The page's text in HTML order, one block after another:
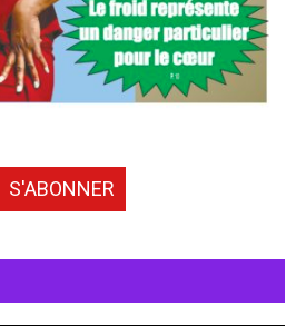
S'ABONNER